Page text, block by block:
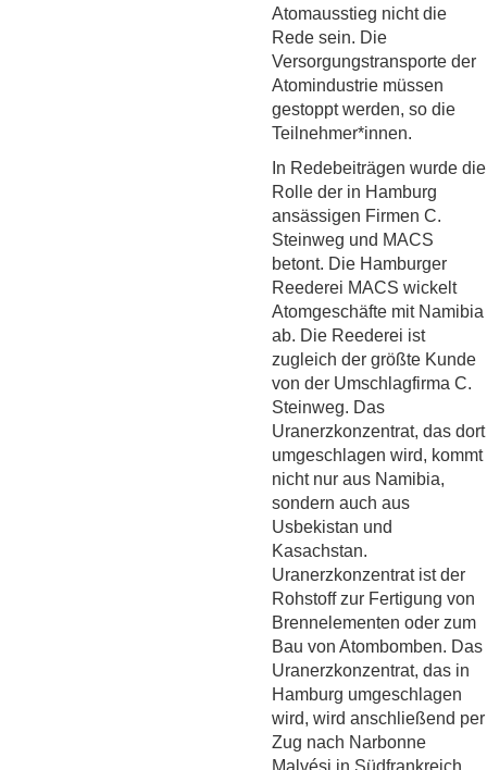
Atomausstieg nicht die
Rede sein. Die
Versorgungstransporte der
Atomindustrie müssen
gestoppt werden, so die
Teilnehmer*innen.
In Redebeiträgen wurde die
Rolle der in Hamburg
ansässigen Firmen C.
Steinweg und MACS
betont. Die Hamburger
Reederei MACS wickelt
Atomgeschäfte mit Namibia
ab. Die Reederei ist
zugleich der größte Kunde
von der Umschlagfirma C.
Steinweg. Das
Uranerzkonzentrat, das dort
umgeschlagen wird, kommt
nicht nur aus Namibia,
sondern auch aus
Usbekistan und
Kasachstan.
Uranerzkonzentrat ist der
Rohstoff zur Fertigung von
Brennelementen oder zum
Bau von Atombomben. Das
Uranerzkonzentrat, das in
Hamburg umgeschlagen
wird, wird anschließend per
Zug nach Narbonne
Malvési in Südfrankreich